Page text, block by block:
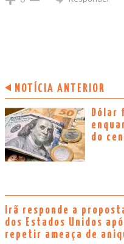
NOTÍCIA ANTERIOR
Dólar
do
Irã responde a
dos Estados Unidos
repetir ameaça de